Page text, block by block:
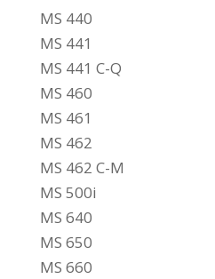
MS 440
MS 441
MS 441 C-Q
MS 460
MS 461
MS 462
MS 462 C-M
MS 500i
MS 640
MS 650
MS 660